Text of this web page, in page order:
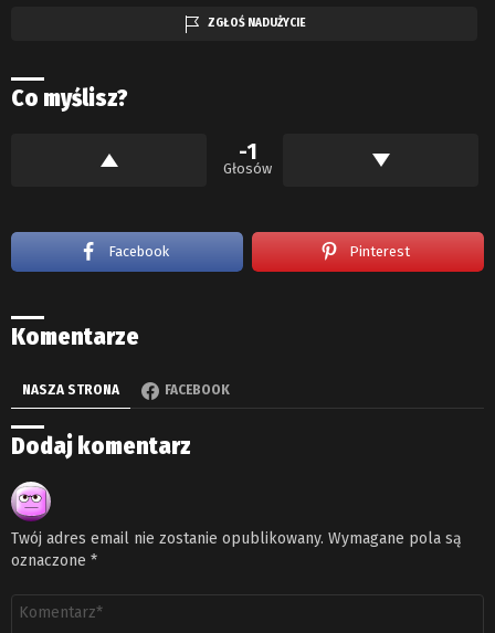
ZGŁOŚ NADUŻYCIE
Co myślisz?
-1
Głosów
Facebook Pinterest
Komentarze
NASZA STRONA FACEBOOK
Dodaj komentarz
Twój adres email nie zostanie opublikowany. Wymagane pola są
oznaczone *
Komentarz